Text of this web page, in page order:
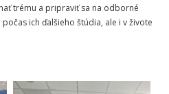
trému a pripraviť sa na odborné
ich ďalšieho štúdia, ale i v živote